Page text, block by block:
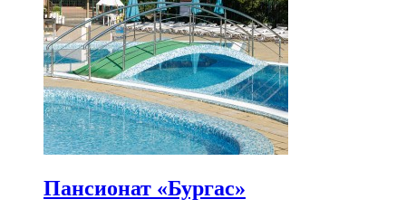
Пансионат «Бургас»